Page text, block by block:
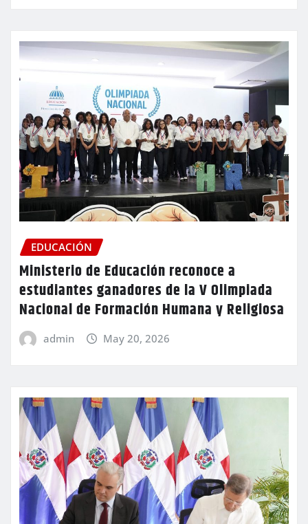
EDUCACIÓN
Ministerio de Educación reconoce a
estudiantes ganadores de la V Olimpiada
Nacional de Formación Humana y Religiosa
admin May 20, 2026